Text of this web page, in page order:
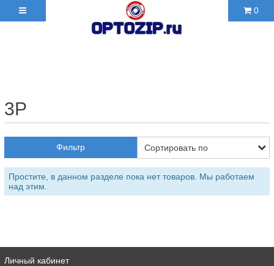
0
3P
Фильтр
Простите, в данном разделе пока нет товаров. Мы работаем
над этим.
Личный кабинет